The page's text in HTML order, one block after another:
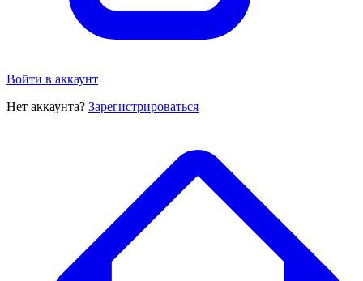
Войти в аккаунт
Нет аккаунта? Зарегистрироваться